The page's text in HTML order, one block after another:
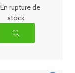
En rupture de
stock